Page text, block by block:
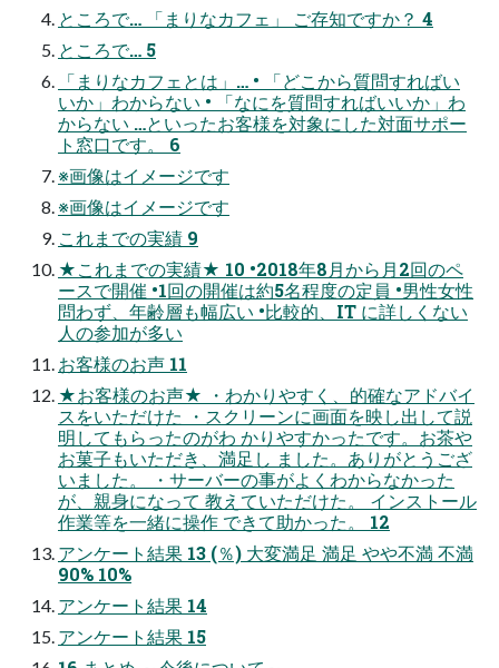
ところで… 「まりなカフェ」 ご存知ですか？ 4
ところで… 5
「まりなカフェとは」… • 「どこから質問すればい
いか」わからない • 「なにを質問すればいいか」わ
からない …といったお客様を対象にした対面サポー
ト窓口です。 6
※画像はイメージです
※画像はイメージです
これまでの実績 9
★これまでの実績★ 10 •2018年8月から月2回のペ
ースで開催 •1回の開催は約5名程度の定員 •男性女性
問わず、年齢層も幅広い •比較的、IT に詳しくない
人の参加が多い
お客様のお声 11
★お客様のお声★ ・わかりやすく、的確なアドバイ
スをいただけた ・スクリーンに画面を映し出して説
明してもらったのがわ かりやすかったです。お茶や
お菓子もいただき、満足し ました。ありがとうござ
いました。 ・サーバーの事がよくわからなかった
が、親身になって 教えていただけた。 インストール
作業等を一緒に操作 できて助かった。 12
アンケート結果 13 (％) 大変満足 満足 やや不満 不満
90% 10%
アンケート結果 14
アンケート結果 15